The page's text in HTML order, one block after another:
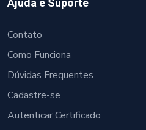
Ajuda e Suporte
Contato
Como Funciona
Dúvidas Frequentes
Cadastre-se
Autenticar Certificado